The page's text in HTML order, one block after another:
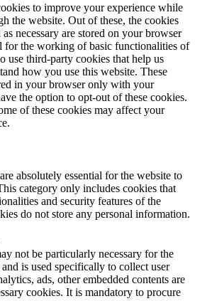
to improve your experience while
the website. Out of these, the cookies
necessary are stored on your browser
for the working of basic functionalities of
use third-party cookies that help us
how you use this website. These
in your browser only with your
the option to opt-out of these cookies.
of these cookies may affect your
absolutely essential for the website to
category only includes cookies that
and security features of the
do not store any personal information.
not be particularly necessary for the
is used specifically to collect user
ads, other embedded contents are
cookies. It is mandatory to procure